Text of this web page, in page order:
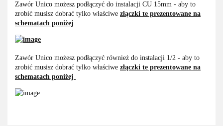
Zawór Unico możesz podłączyć do instalacji CU 15mm - aby to
zrobić musisz dobrać tylko właściwe złączki te prezentowane na
schematach poniżej
Zawór Unico możesz podłączyć również do instalacji 1/2 - aby to
zrobić musisz dobrać tylko właściwe złączki te prezentowane na
schematach poniżej